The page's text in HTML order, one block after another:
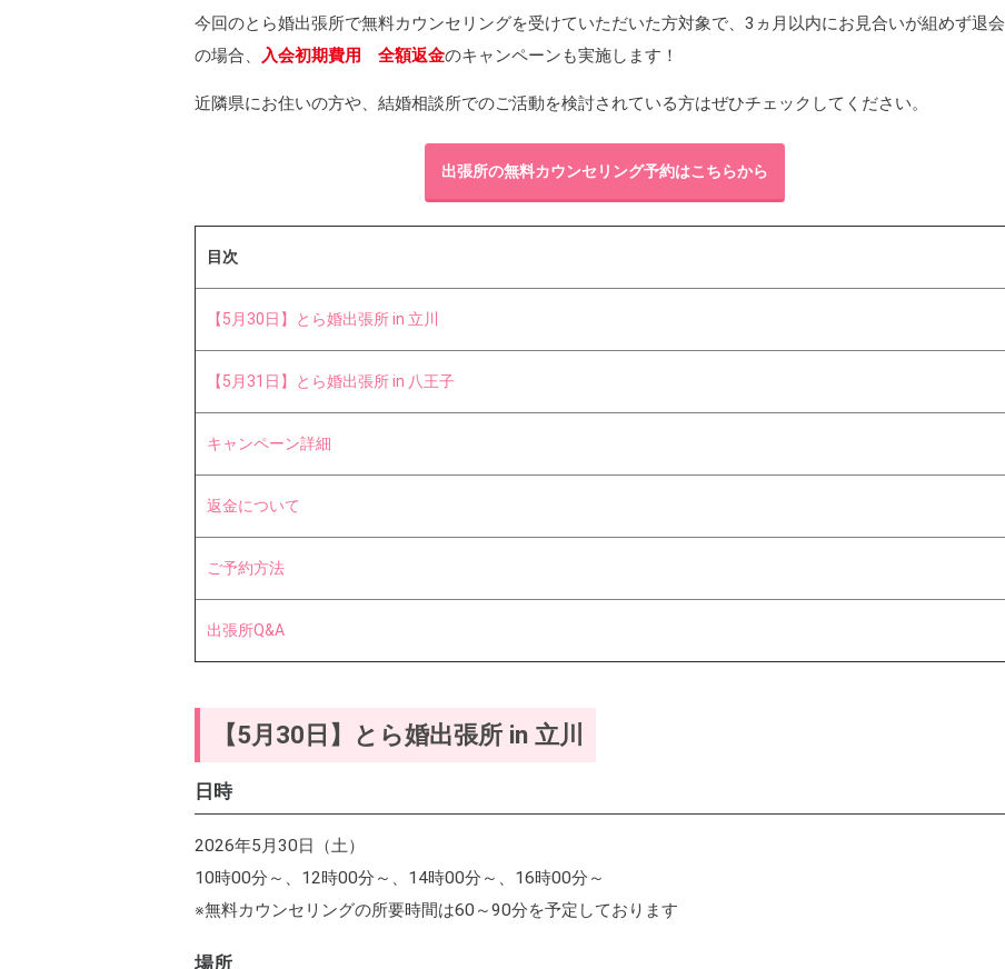
今回のとら婚出張所で無料カウンセリングを受けていただいた方対象で、3ヵ月以内にお見合いが組めず退会
の場合、
入会初期費用 全額返金のキャンペーンも実施します！
近隣県にお住いの方や、結婚相談所でのご活動を検討されている方はぜひチェックしてください。
出張所の無料カウンセリング予約はこちらから
目次
【5月30日】とら婚出張所 in 立川
【5月31日】とら婚出張所 in 八王子
キャンペーン詳細
返金について
ご予約方法
出張所Q&A
【5月30日】とら婚出張所 in 立川
日時
2026年5月30日（土）
10時00分～、12時00分～、14時00分～、16時00分～
※無料カウンセリングの所要時間は60～90分を予定しております
場所